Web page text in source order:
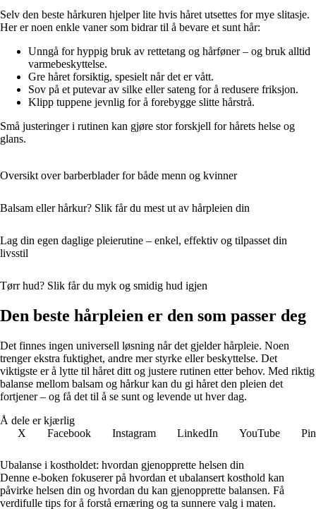
Selv den beste hårkuren hjelper lite hvis håret utsettes for mye slitasje.
Her er noen enkle vaner som bidrar til å bevare et sunt hår:
Unngå for hyppig bruk av rettetang og hårføner – og bruk alltid
varmebeskyttelse.
Gre håret forsiktig, spesielt når det er vått.
Sov på et putevar av silke eller sateng for å redusere friksjon.
Klipp tuppene jevnlig for å forebygge slitte hårstrå.
Små justeringer i rutinen kan gjøre stor forskjell for hårets helse og
glans.
Oversikt over barberblader for både menn og kvinner
Balsam eller hårkur? Slik får du mest ut av hårpleien din
Lag din egen daglige pleierutine – enkel, effektiv og tilpasset din
livsstil
Tørr hud? Slik får du myk og smidig hud igjen
Den beste hårpleien er den som passer deg
Det finnes ingen universell løsning når det gjelder hårpleie. Noen
trenger ekstra fuktighet, andre mer styrke eller beskyttelse. Det
viktigste er å lytte til håret ditt og justere rutinen etter behov. Med riktig
balanse mellom balsam og hårkur kan du gi håret den pleien det
fortjener – og få det til å se sunt og levende ut hver dag.
Å dele er kjærlig
X
Facebook Instagram LinkedIn YouTube
Ubalanse i kostholdet: hvordan gjenopprette helsen din
Denne e-boken fokuserer på hvordan et ubalansert kosthold kan
påvirke helsen din og hvordan du kan gjenopprette balansen. Få
verdifulle tips for å forstå ernæring og ta sunnere valg i maten.